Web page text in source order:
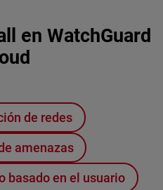
en WatchGuard
de redes
amenazas
basado en el usuario